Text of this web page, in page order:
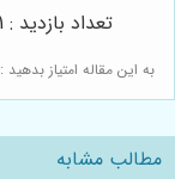
به این مقاله امتیاز بدهید :
تعداد بازدید : 241
مطالب مشابه